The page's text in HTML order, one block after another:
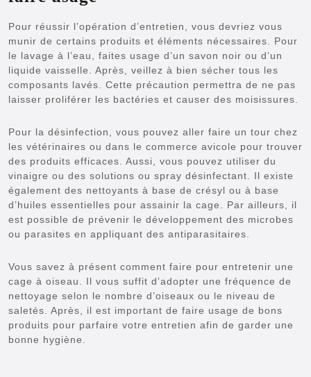
Pour réussir l’opération d’entretien, vous devriez vous
munir de certains produits et éléments nécessaires. Pour
le lavage à l’eau, faites usage d’un savon noir ou d’un
liquide vaisselle. Après, veillez à bien sécher tous les
composants lavés. Cette précaution permettra de ne pas
laisser proliférer les bactéries et causer des moisissures.
Pour la désinfection, vous pouvez aller faire un tour chez
les vétérinaires ou dans le commerce avicole pour trouver
des produits efficaces. Aussi, vous pouvez utiliser du
vinaigre ou des solutions ou spray désinfectant. Il existe
également des nettoyants à base de crésyl ou à base
d’huiles essentielles pour assainir la cage. Par ailleurs, il
est possible de prévenir le développement des microbes
ou parasites en appliquant des antiparasitaires.
Vous savez à présent comment faire pour entretenir une
cage à oiseau. Il vous suffit d’adopter une fréquence de
nettoyage selon le nombre d’oiseaux ou le niveau de
saletés. Après, il est important de faire usage de bons
produits pour parfaire votre entretien afin de garder une
bonne hygiène.